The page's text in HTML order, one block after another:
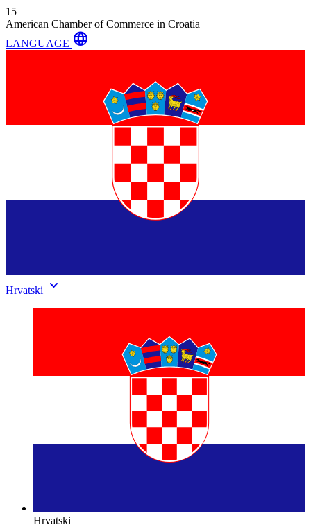
15
American Chamber of Commerce in Croatia
LANGUAGE language
Hrvatski keyboard_arrow_down
Hrvatski